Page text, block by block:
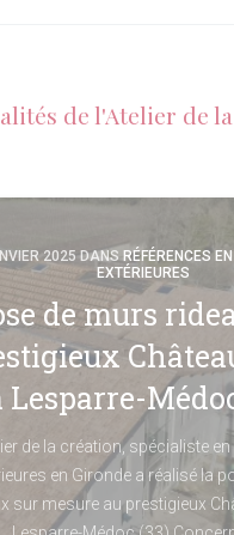
de l'Atelier de
2025 DANS RÉFÉRENCES
EXTÉRIEURES
de murs
Lesparre-
de la création, spécialiste
en Gironde a réalisé la
sur mesure au prestigieux